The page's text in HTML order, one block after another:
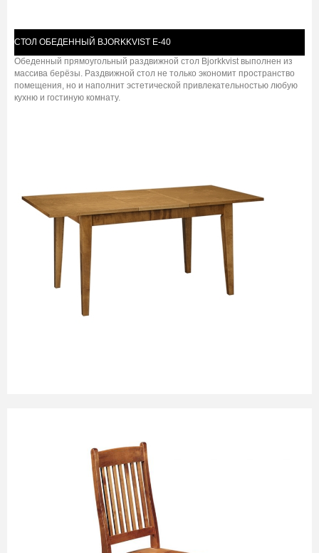
СТОЛ ОБЕДЕННЫЙ BJORKKVIST E-40
Обеденный прямоугольный раздвижной стол Bjorkkvist выполнен из
массива берёзы. Раздвижной стол не только экономит пространство
помещения, но и наполнит эстетической привлекательностью любую
кухню и гостиную комнату.